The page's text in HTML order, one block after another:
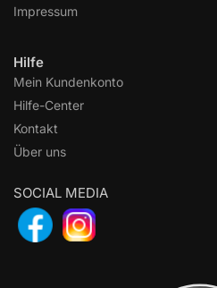
Impressum
Hilfe
Mein Kundenkonto
Hilfe-Center
Kontakt
Über uns
SOCIAL MEDIA